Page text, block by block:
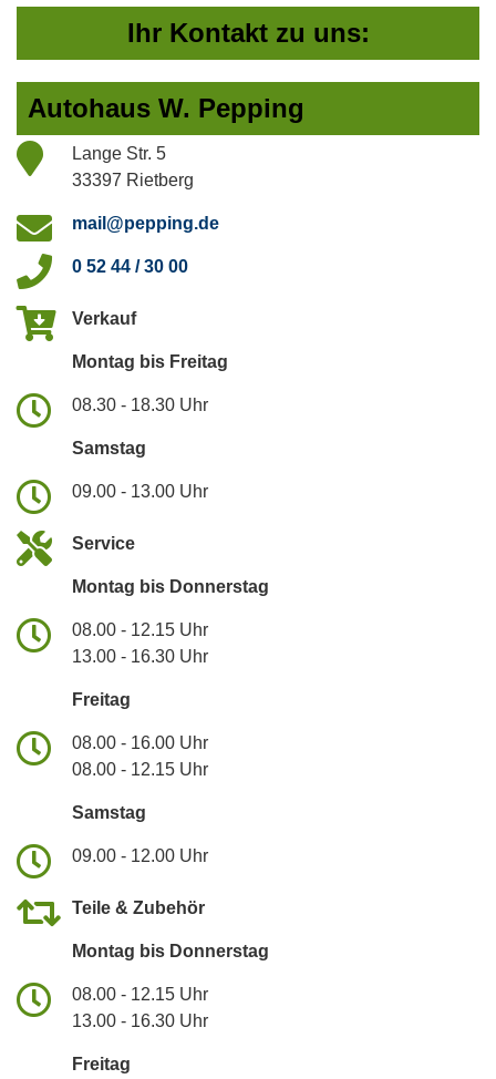
Ihr Kontakt zu uns:
Autohaus W. Pepping
Lange Str. 5
33397 Rietberg
mail@pepping.de
0 52 44 / 30 00
Verkauf
Montag bis Freitag
08.30 - 18.30 Uhr
Samstag
09.00 - 13.00 Uhr
Service
Montag bis Donnerstag
08.00 - 12.15 Uhr
13.00 - 16.30 Uhr
Freitag
08.00 - 16.00 Uhr
08.00 - 12.15 Uhr
Samstag
09.00 - 12.00 Uhr
Teile & Zubehör
Montag bis Donnerstag
08.00 - 12.15 Uhr
13.00 - 16.30 Uhr
Freitag